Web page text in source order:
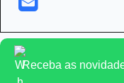
Receba as